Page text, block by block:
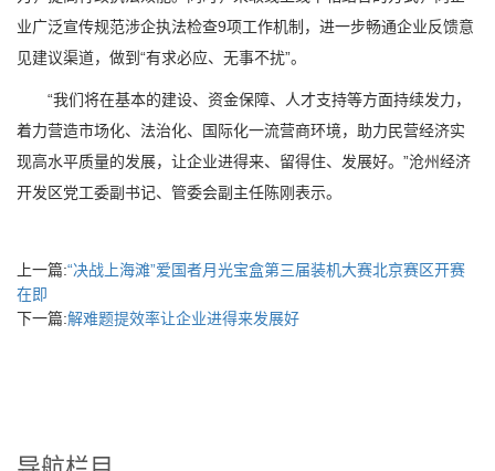
业广泛宣传规范涉企执法检查9项工作机制，进一步畅通企业反馈意
见建议渠道，做到“有求必应、无事不扰”。
“我们将在基本的建设、资金保障、人才支持等方面持续发力，
着力营造市场化、法治化、国际化一流营商环境，助力民营经济实
现高水平质量的发展，让企业进得来、留得住、发展好。”沧州经济
开发区党工委副书记、管委会副主任陈刚表示。
上一篇:“决战上海滩”爱国者月光宝盒第三届装机大赛北京赛区开赛
在即
下一篇:解难题提效率让企业进得来发展好